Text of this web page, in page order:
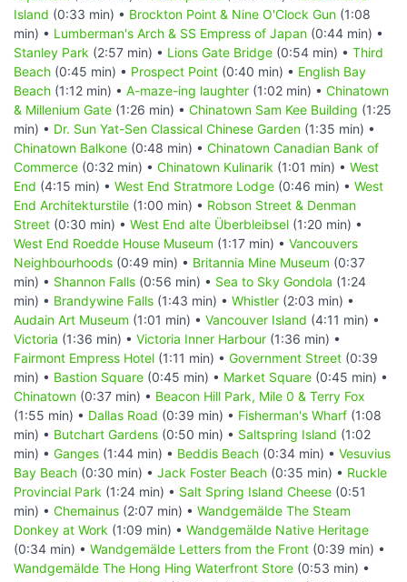
Island (0:33 min) • Brockton Point & Nine O'Clock Gun (1:08
min) • Lumberman's Arch & SS Empress of Japan (0:44 min) •
Stanley Park (2:57 min) • Lions Gate Bridge (0:54 min) • Third
Beach (0:45 min) • Prospect Point (0:40 min) • English Bay
Beach (1:12 min) • A-maze-ing laughter (1:02 min) • Chinatown
& Millenium Gate (1:26 min) • Chinatown Sam Kee Building (1:25
min) • Dr. Sun Yat-Sen Classical Chinese Garden (1:35 min) •
Chinatown Balkone (0:48 min) • Chinatown Canadian Bank of
Commerce (0:32 min) • Chinatown Kulinarik (1:01 min) • West
End (4:15 min) • West End Stratmore Lodge (0:46 min) • West
End Architekturstile (1:00 min) • Robson Street & Denman
Street (0:30 min) • West End alte Überbleibsel (1:20 min) •
West End Roedde House Museum (1:17 min) • Vancouvers
Neighbourhoods (0:49 min) • Britannia Mine Museum (0:37
min) • Shannon Falls (0:56 min) • Sea to Sky Gondola (1:24
min) • Brandywine Falls (1:43 min) • Whistler (2:03 min) •
Audain Art Museum (1:01 min) • Vancouver Island (4:11 min) •
Victoria (1:36 min) • Victoria Inner Harbour (1:36 min) •
Fairmont Empress Hotel (1:11 min) • Government Street (0:39
min) • Bastion Square (0:45 min) • Market Square (0:45 min) •
Chinatown (0:37 min) • Beacon Hill Park, Mile 0 & Terry Fox
(1:55 min) • Dallas Road (0:39 min) • Fisherman's Wharf (1:08
min) • Butchart Gardens (0:50 min) • Saltspring Island (1:02
min) • Ganges (1:44 min) • Beddis Beach (0:34 min) • Vesuvius
Bay Beach (0:30 min) • Jack Foster Beach (0:35 min) • Ruckle
Provincial Park (1:24 min) • Salt Spring Island Cheese (0:51
min) • Chemainus (2:07 min) • Wandgemälde The Steam
Donkey at Work (1:09 min) • Wandgemälde Native Heritage
(0:34 min) • Wandgemälde Letters from the Front (0:39 min) •
Wandgemälde The Hong Hing Waterfront Store (0:53 min) •